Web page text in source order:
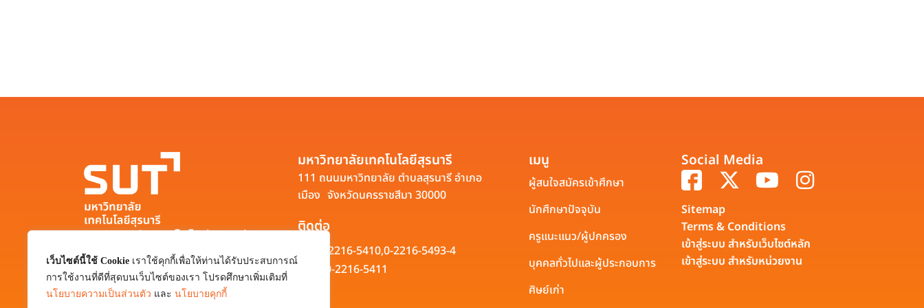
เว็บไซต์นี้ใช้ Cookie เราใช้คุกกี้เพื่อให้ท่านได้รับประสบการณ์
การใช้งานที่ดีที่สุดบนเว็บไซต์ของเรา โปรดศึกษาเพิ่มเติมที่
นโยบายความเป็นส่วนตัว และ นโยบายคุกกี้
มหาวิทยาลัยเทคโนโลยีสุรนารี
111 ถนนมหาวิทยาลัย ตำบลสุรนารี อำเภอ
เมือง จังหวัดนครราชสีมา 30000
0-4422-3000
มหาวิทยาลัยเทคโนโลยีสุรนารี
111 ถนนมหาวิทยาลัย ตำบลสุรนารี อำเภอ
เมือง จังหวัดนครราชสีมา 30000
ติดต่อ
0-2216-5410,0-2216-5493-4
0-2216-5411
เมนู
ผู้สนใจสมัครเข้าศึกษา
นักศึกษาปัจจุบัน
ครูแนะแนว/ผู้ปกครอง
บุคคลทั่วไปและผู้ประกอบการ
ศิษย์เก่า
Social Media
Sitemap
Terms & Conditions
เข้าสู่ระบบ สำหรับเว็บไซต์หลัก
เข้าสู่ระบบ สำหรับหน่วยงาน